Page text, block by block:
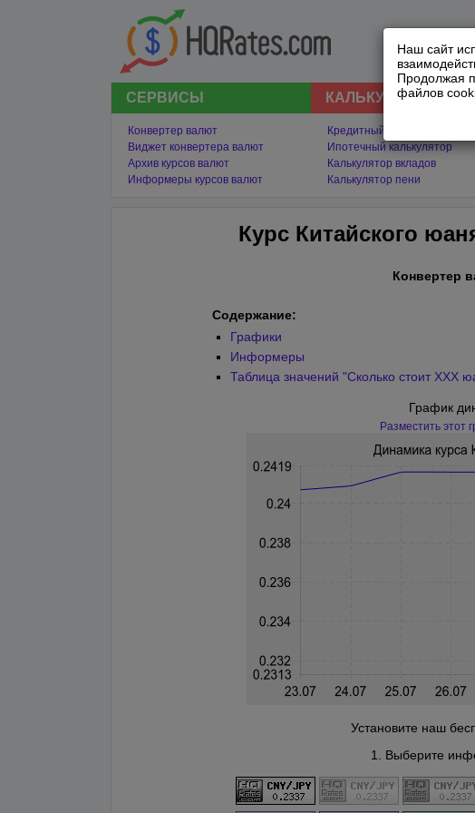
Наш сайт
Продолжая
файлов
СЕРВИСЫ
Конвертер валют
Виджет конвертера валют
Архив курсов валют
Информеры курсов валют
КАЛЬКУЛЯТОРЫ
Кредитный калькулятор
Ипотечный калькулятор
Калькулятор вкладов
Калькулятор пени
Курс Китайского
Конвертер
Содержание:
Графики
Информеры
Таблица значений "Сколько стоит XXX
График
Разместить этот
Установите наш
1. Выберите